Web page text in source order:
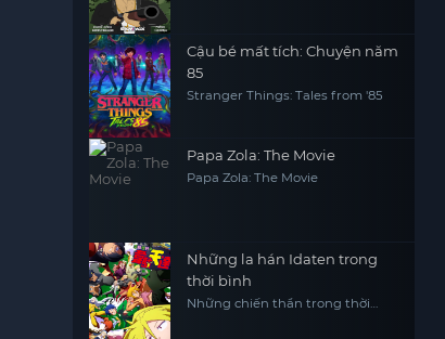
Cậu bé mất tích: Chuyện năm
85
Stranger Things: Tales from '85
Papa Zola: The Movie
Papa Zola: The Movie
Những la hán Idaten trong
thời bình
Những chiến thần trong thời